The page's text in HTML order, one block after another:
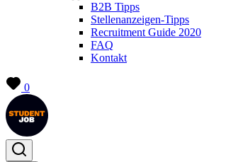
B2B Tipps
Stellenanzeigen-Tipps
Recruitment Guide 2020
FAQ
Kontakt
0